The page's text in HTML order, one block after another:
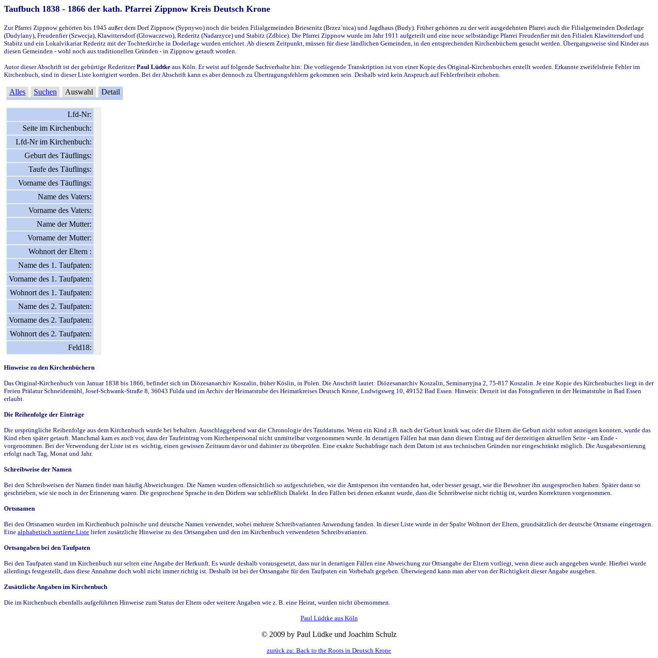
Taufbuch 1838 - 1866 der kath. Pfarrei Zippnow Kreis Deutsch Krone
Zur Pfarrei Zippnow gehörten bis 1945 außer dem Dorf Zippnow (Sypnywo) noch die beiden Filialgemeinden Briesenitz (Brzez`nica) und Jagdhaus (Budy). Früher gehörten zu der weit ausgedehnten Pfarrei auch die Filialgemeinden Doderlage
(Dudylany), Freudenfier (Szwecja), Klawittersdorf (Glowaczewo), Rederitz (Nadarzyce) und Stabitz (Zdbice). Die Pfarrei Zippnow wurde im Jahr 1911 aufgeteilt und eine neue selbständige Pfarrei Freudenfier mit den Filialen Klawittersdorf und
Stabitz und ein Lokalvikariat Rederitz mit der Tochterkirche in Doderlage wurden errichtet. Ab diesem Zeitpunkt, müssen für diese ländlichen Gemeinden, in den entsprechenden Kirchenbüchern gesucht werden. Übergangsweise sind Kinder aus
diesen Gemeinden - wohl noch aus traditionellen Gründen - in Zippnow getauft worden.
Autor dieser Abschrift ist der gebürtige RederitzerPaul Lüdtke aus Köln. Er weist auf folgende Sachverhalte hin: Die vorliegende Transkription ist von einer Kopie des Original-Kirchenbuches erstellt worden. Erkannte zweifelsfreie Fehler im
Kirchenbuch, sind in dieser Liste korrigiert worden. Bei der Abschrift kann es aber dennoch zu Übertragungsfehlern gekommen sein. Deshalb wird kein Anspruch auf Fehlerfreiheit erhoben.
Alles Suchen Auswahl Detail
Lfd-Nr:
Seite im Kirchenbuch:
Lfd-Nr im Kirchenbuch:
Geburt des Täuflings:
Taufe des Täuflings:
Vorname des Täuflings:
Name des Vaters:
Vorname des Vaters:
Name der Mutter:
Vorname der Mutter:
Wohnort der Eltern :
Name des 1. Taufpaten:
Vorname des 1. Taufpaten:
Wohnort des 1. Taufpaten:
Name des 2. Taufpaten:
Vorname des 2. Taufpaten:
Wohnort des 2. Taufpaten:
Feld18:
Hinweise zu den Kirchenbüchern
Das Original-Kirchenbuch von Januar 1838 bis 1866, befindet sich im Diözesanarchiv Koszalin, früher Köslin, in Polen. Die Anschrift lautet: Diözesanarchiv Koszalin, Seminarryjna 2, 75-817 Koszalin. Je eine Kopie des Kirchenbuches liegt in der
Freien Prälatur Schneidemühl, Josef-Schwank-Straße 8, 36043 Fulda und im Archiv der Heimatstube des Heimatkreises Deutsch Krone, Ludwigsweg 10, 49152 Bad Essen. Hinweis: Derzeit ist das Fotografieren in der Heimatstube in Bad Essen
erlaubt.
Die Reihenfolge der Einträge
Die ursprüngliche Reihenfolge aus dem Kirchenbuch wurde bei behalten. Ausschlaggebend war die Chronologie des Taufdatums. Wenn ein Kind z.B. nach der Geburt krank war, oder die Eltern die Geburt nicht sofort anzeigen konnten, wurde das
Kind eben später getauft. Manchmal kam es auch vor, dass der Taufeintrag vom Kirchenpersonal nicht unmittelbar vorgenommen wurde. In derartigen Fällen hat man dann diesen Eintrag auf der derzeitigen aktuellen Seite - am Ende -
vorgenommen. Bei der Verwendung der Liste ist es wichtig, einen gewissen Zeitraum davor und dahinter zu überprüfen. Eine exakte Suchabfrage nach dem Datum ist aus technischen Gründen nur eingeschränkt möglich. Die Ausgabesortierung
erfolgt nach Tag, Monat und Jahr.
Schreibweise der Namen
Bei den Schreibweisen der Namen findet man häufig Abweichungen. Die Namen wurden offensichtlich so aufgeschrieben, wie die Amtsperson ihn verstanden hat, oder besser gesagt, wie die Bewohner ihn ausgesprochen haben. Später dann so
geschrieben, wie sie noch in der Erinnerung waren. Die gesprochene Sprache in den Dörfern war schließlich Dialekt. In den Fällen bei denen erkannt wurde, dass die Schreibweise nicht richtig ist, wurden Korrekturen vorgenommen.
Ortsnamen
Bei den Ortsnamen wurden im Kirchenbuch polnische und deutsche Namen verwendet, wobei mehrere Schreibvarianten Anwendung fanden. In dieser Liste wurde in der Spalte Wohnort der Eltern, grundsätzlich der deutsche Ortsname eingetragen.
Eine alphabetisch sortierte Liste liefert zusätzliche Hinweise zu den Ortsangaben und den im Kirchenbuch verwendeten Schreibvarianten.
Ortsangaben bei den Taufpaten
Bei den Taufpaten stand im Kirchenbuch nur selten eine Angabe der Herkunft. Es wurde deshalb vorausgesetzt, dass nur in derartigen Fällen eine Abweichung zur Ortsangabe der Eltern vorliegt, wenn diese auch angegeben wurde. Hierbei wurde
allerdings festgestellt, dass diese Annahme doch wohl nicht immer richtig ist. Deshalb ist bei der Ortsangabe für den Taufpaten ein Vorbehalt gegeben. Überwiegend kann man aber von der Richtigkeit dieser Angabe ausgehen.
Zusätzliche Angaben im Kirchenbuch
Die im Kirchenbuch ebenfalls aufgeführten Hinweise zum Status der Eltern oder weitere Angaben wie z. B. eine Heirat, wurden nicht übernommen.
Paul Lüdtke aus Köln
© 2009 by Paul Lüdke und Joachim Schulz
zurück zu: Back to the Roots in Deutsch Krone